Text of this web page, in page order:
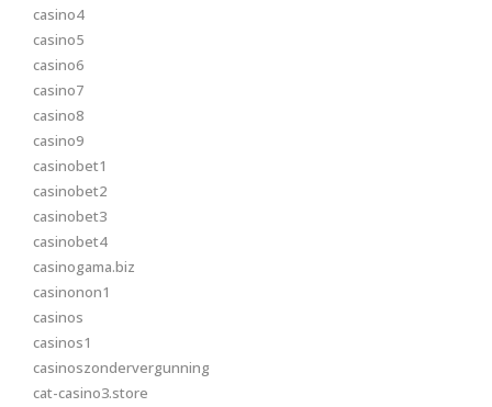
casino4
casino5
casino6
casino7
casino8
casino9
casinobet1
casinobet2
casinobet3
casinobet4
casinogama.biz
casinonon1
casinos
casinos1
casinoszondervergunning
cat-casino3.store